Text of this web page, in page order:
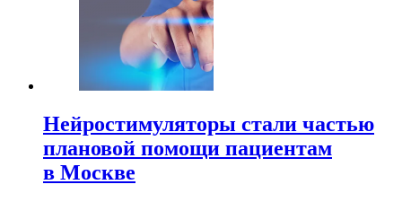
Нейростимуляторы стали частью
плановой помощи пациентам
в Москве